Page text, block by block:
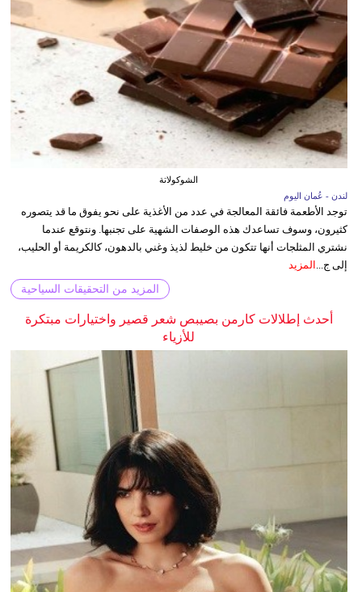
الشوكولاتة
لندن - عُمان اليوم
توجد الأطعمة فائقة المعالجة في عدد من الأغذية على نحو يفوق ما قد يتصوره
كثيرون، وسوف تساعدك هذه الوصفات الشهية على تجنبها. ونتوقع عندما
نشتري المثلجات أنها تتكون من خليط لذيذ وغني بالدهون، كالكريمة أو الحليب،
إلى ج... المزيد
المزيد من التحقيقات السياحية
أحدث إطلالات كارمن بصيبص شعر قصير واختيارات مبتكرة
للأزياء